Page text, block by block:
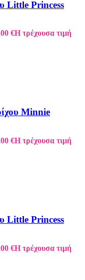
Little Princess
€Η τρέχουσα τιμή
Minnie
€Η τρέχουσα τιμή
Little Princess
€Η τρέχουσα τιμή